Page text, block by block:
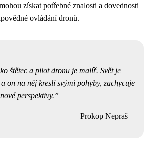
získat potřebné znalosti a dovednosti
ovládání dronů.
štětec a pilot dronu je malíř. Svět je
on na něj kreslí svými pohyby, zachycuje
perspektivy.
Prokop Nepraš